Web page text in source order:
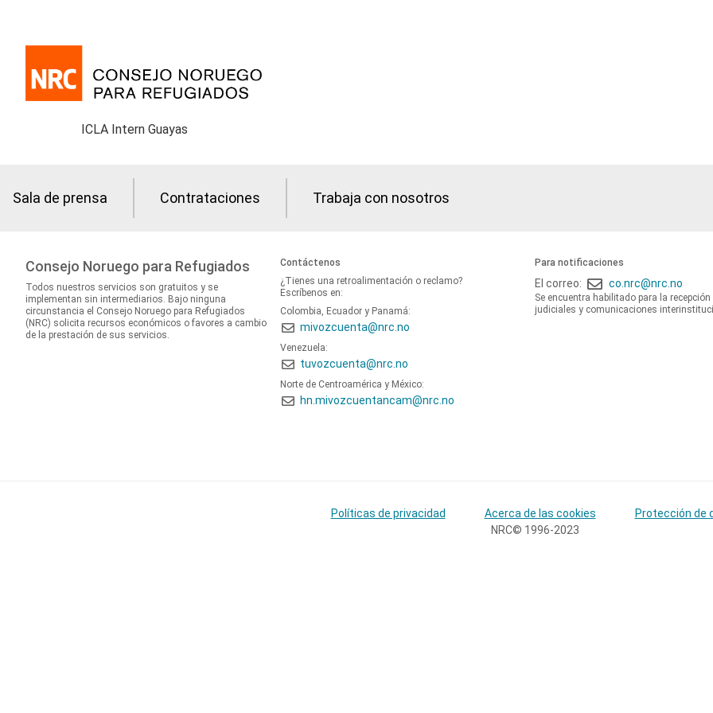
ICLA Intern Guayas
Sala de prensa Contrataciones Trabaja con nosotros
Consejo Noruego para Refugiados
Todos nuestros servicios son gratuitos y se
implementan sin intermediarios. Bajo ninguna
circunstancia el Consejo Noruego para Refugiados
(NRC) solicita recursos económicos o favores a cambio
de la prestación de sus servicios.
Contáctenos
¿Tienes una retroalimentación o reclamo?
Escríbenos en:
Colombia, Ecuador y Panamá:
mivozcuenta@nrc.no
Venezuela:
tuvozcuenta@nrc.no
Norte de Centroamérica y México:
hn.mivozcuentancam@nrc.no
Para notificaciones
El correo: co.nrc@nrc.no
Se encuentra habilitado para la
judiciales y comunicaciones
Políticas de privacidad Acerca de las cookies
Protección de
NRC© 1996-2023